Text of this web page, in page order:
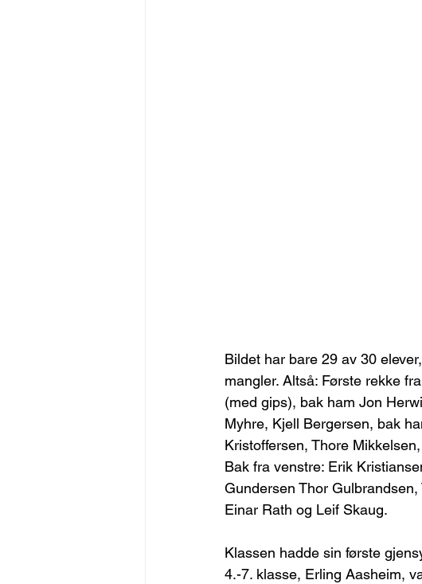
Bildet har bare 29 av 30
mangler. Altså: Første rekke
(med gips), bak ham Jon
Myhre, Kjell Bergersen, bak
Kristoffersen, Thore
Bak fra venstre: Erik
Gundersen Thor
Einar Rath og Leif Skaug.
Klassen hadde sin første
4.-7. klasse, Erling Aasheim,